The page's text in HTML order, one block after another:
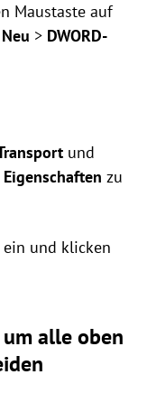
Maustaste auf
Neu > DWORD-
und
Eigenschaften zu
ein und klicken
alle oben